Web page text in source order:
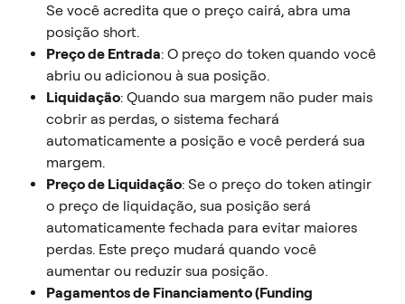
Se você acredita que o preço cairá, abra uma
posição short.
Preço de Entrada: O preço do token quando você
abriu ou adicionou à sua posição.
Liquidação: Quando sua margem não puder mais
cobrir as perdas, o sistema fechará
automaticamente a posição e você perderá sua
margem.
Preço de Liquidação: Se o preço do token atingir
o preço de liquidação, sua posição será
automaticamente fechada para evitar maiores
perdas. Este preço mudará quando você
aumentar ou reduzir sua posição.
Pagamentos de Financiamento (Funding